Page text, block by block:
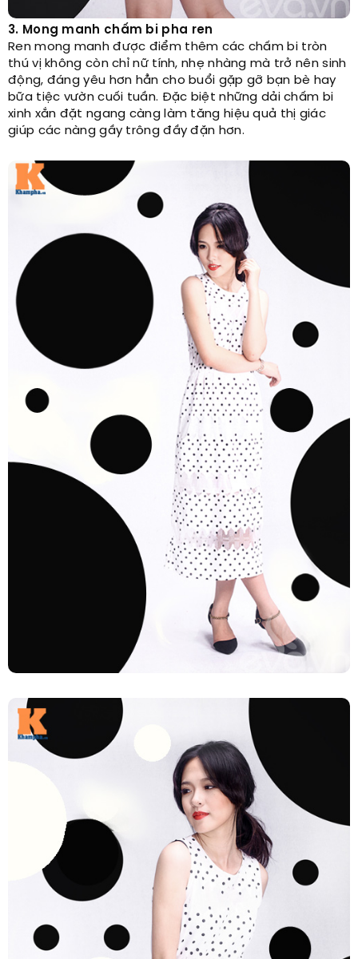
3. Mong manh chấm bi pha ren
Ren mong manh được điểm thêm các chấm bi tròn
thú vị không còn chỉ nữ tính, nhẹ nhàng mà trở nên sinh
động, đáng yêu hơn hẳn cho buổi gặp gỡ bạn bè hay
bữa tiệc vườn cuối tuần. Đặc biệt những dải chấm bi
xinh xắn đặt ngang càng làm tăng hiệu quả thị giác
giúp các nàng gầy trông đầy đặn hơn.